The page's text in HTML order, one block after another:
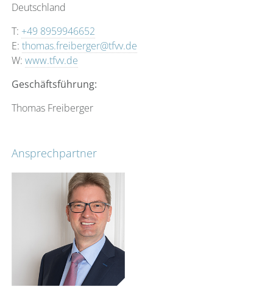
Deutschland
T: +49 8959946652
E:thomas.freiberger@tfvv.de
W:www.tfvv.de
Geschäftsführung:
Thomas Freiberger
Ansprechpartner